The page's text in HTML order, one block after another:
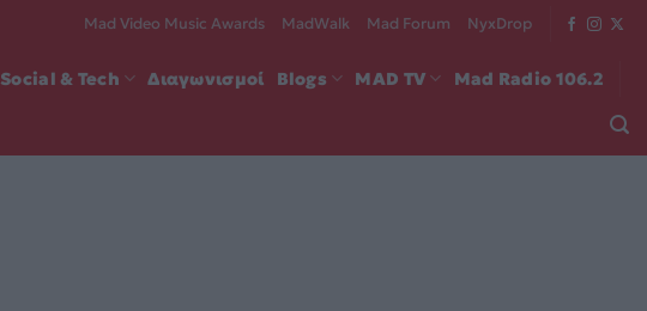
Mad Video Music Awards MadWalk Mad Forum NyxDrop
Social & Tech Διαγωνισμοί Blogs MAD TV Mad Radio 106.2